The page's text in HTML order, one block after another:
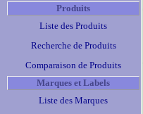
Produits
Liste des Produits
Recherche de Produits
Comparaison de Produits
Marques et Labels
Liste des Marques